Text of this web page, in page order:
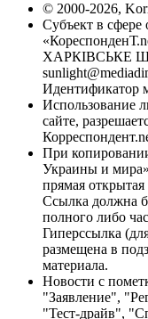
© 2000-2026,
Субъект в
ХАРКІВСЬКЕ
Идентификатор
Использование
сайте,
При
Украины и
прямая
Ссылка должна
полного либо
Гиперссылка
размещена в
материала.
Новости с
"Заявление",
"Тест-драйв",